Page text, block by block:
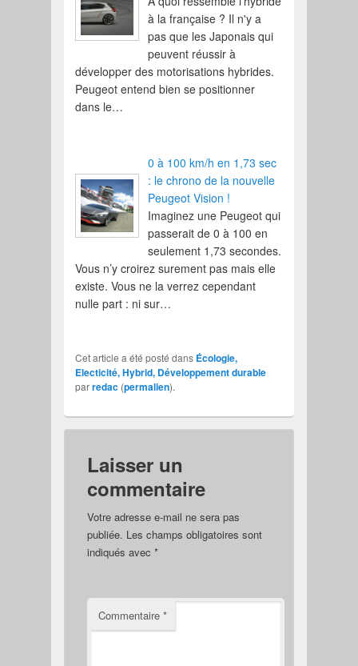
à la française ? Il n'y a
pas que les Japonais qui
peuvent réussir à
développer des motorisations hybrides.
Peugeot entend bien se positionner
dans le…
0 à 100 km/h en 1,73 sec
: le chrono de la nouvelle
Peugeot Vision !
Imaginez une Peugeot qui
passerait de 0 à 100 en
seulement 1,73 secondes.
Vous n’y croirez surement pas mais elle
existe. Vous ne la verrez cependant
nulle part : ni sur…
Cet article a été posté dans Écologie,
Electicité, Hybrid, Développement durable
parredac (permalien).
Laisser un
commentaire
Votre adresse e-mail ne sera pas
publiée. Les champs obligatoires sont
indiqués avec *
Commentaire *